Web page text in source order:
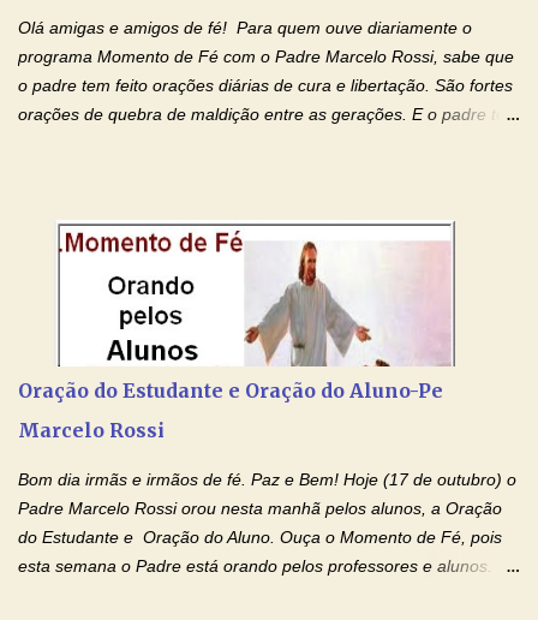
Olá amigas e amigos de fé! Para quem ouve diariamente o
programa Momento de Fé com o Padre Marcelo Rossi, sabe que
o padre tem feito orações diárias de cura e libertação. São fortes
orações de quebra de maldição entre as gerações. E o padre tem
por estas valiosas orações. Tenham um lindo fim de semana na
paz de Jesus Cristo e no amor de Maria Santíssima. Adriana-
Devoção e Fé Clique para acessar: Facebook Padre Marcelo
Rossi Site Padre Marcelo Rossi (para ouvir o Momento de Fé)
Tocai, Cura! E Restaura! "Jesus, no poder de Seu Nome, peço
gerações, através de todas as raízes da minha árvore
genealógica. Que o Sangue de Jesus, purificador e vivificante,
Oração do Estudante e Oração do Aluno-Pe
Marcelo Rossi
Bom dia irmãs e irmãos de fé. Paz e Bem! Hoje (17 de outubro) o
Padre Marcelo Rossi orou nesta manhã pelos alunos, a Oração
do Estudante e Oração do Aluno. Ouça o Momento de Fé, pois
esta semana o Padre está orando pelos professores e alunos.